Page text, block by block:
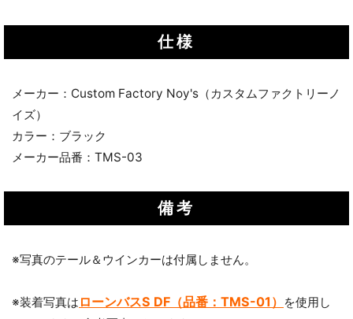
仕様
メーカー：Custom Factory Noy's（カスタムファクトリーノ
イズ）
カラー：ブラック
メーカー品番：TMS-03
備考
※写真のテール＆ウインカーは付属しません。
※装着写真は ローンバスS DF（品番：TMS-01） を使用し